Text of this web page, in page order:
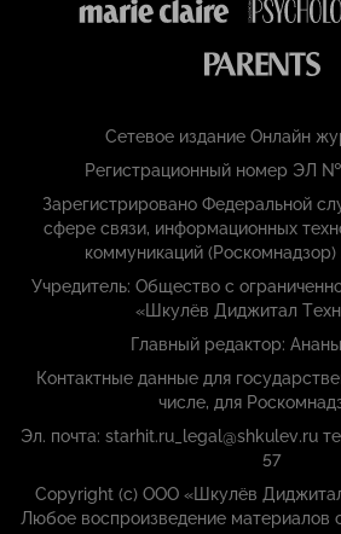
Сетевое издание Онлайн
Регистрационный номер ЭЛ
Зарегистрировано Федеральной
сфере связи, информационных
коммуникаций (Роскомнадзор)
Учредитель: Общество с
«Шкулёв Диджитал
Главный редактор:
Контактные данные для
числе, для
Эл. почта: starhit.ru_legal@shkulev.ru
57
Copyright (с) ООО «Шкулёв
Любое воспроизведение материалов